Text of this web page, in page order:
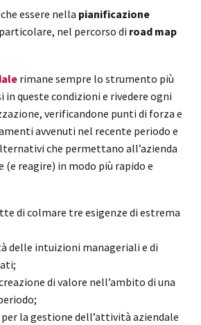
essere nella pianificazione
nel percorso di road map
rimane sempre lo strumento più
in queste condizioni e rivedere ogni
verificandone punti di forza e
avvenuti nel recente periodo e
che permettano all’azienda
(e reagire) in modo più rapido e
di colmare tre esigenze di estrema
delle intuizioni manageriali e di
di valore nell’ambito di una
la gestione dell’attività aziendale